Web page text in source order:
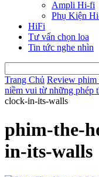
Ampli Hi-fi
Phụ Kiện
HiFi
Tư vấn chọn loa
Tin tức nghe nhìn
Trang Chủ Review phim
niềm vui từ những phép
clock-in-its-walls
phim-the-
in-its-walls